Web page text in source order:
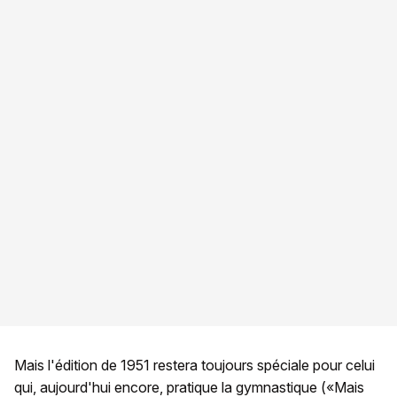
Mais l'édition de 1951 restera toujours spéciale pour celui
qui, aujourd'hui encore, pratique la gymnastique («Mais